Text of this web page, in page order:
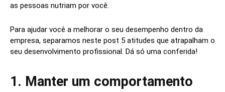
as pessoas nutriam por você.
Para ajudar você a melhorar o seu desempenho dentro da
empresa, separamos neste post 5 atitudes que atrapalham o
seu desenvolvimento profissional. Dá só uma conferida!
1. Manter um comportamento